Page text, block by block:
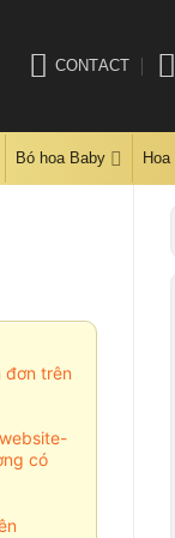
CONTACT
Bó hoa Baby
đơn trên
có